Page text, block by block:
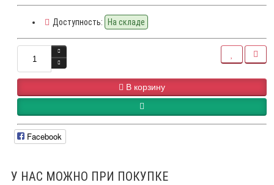
Доступность: На складе
В корзину
Facebook
У НАС МОЖНО ПРИ ПОКУПКЕ